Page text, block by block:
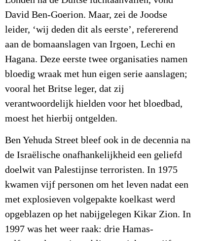
David Ben-Goerion. Maar, zei de Joodse
leider, ‘wij deden dit als eerste’, refererend
aan de bomaanslagen van Irgoen, Lechi en
Hagana. Deze eerste twee organisaties namen
bloedig wraak met hun eigen serie aanslagen;
vooral het Britse leger, dat zij
verantwoordelijk hielden voor het bloedbad,
moest het hierbij ontgelden.
Ben Yehuda Street bleef ook in de decennia na
de Israëlische onafhankelijkheid een geliefd
doelwit van Palestijnse terroristen. In 1975
kwamen vijf personen om het leven nadat een
met explosieven volgepakte koelkast werd
opgeblazen op het nabijgelegen Kikar Zion. In
1997 was het weer raak: drie Hamas-